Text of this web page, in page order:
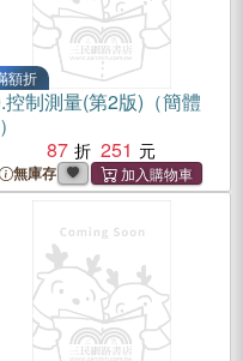
額折
控制測量(第2版)（簡體
87
251
無庫存